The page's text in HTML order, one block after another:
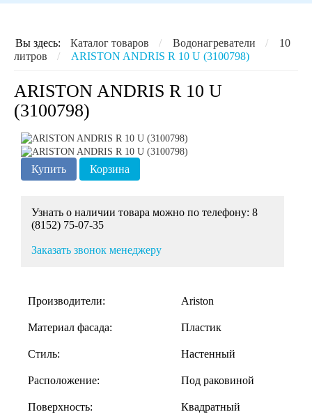
Вы здесь: Каталог товаров / Водонагреватели /
10
литров
/ ARISTON ANDRIS R 10 U (3100798)
ARISTON ANDRIS R 10 U
(3100798)
Купить Корзина
Узнать о наличии товара можно по телефону: 8
(8152) 75-07-35
Заказать звонок менеджеру
Производители: Ariston
Материал фасада: Пластик
Стиль: Настенный
Расположение: Под раковиной
Поверхность: Квадратный